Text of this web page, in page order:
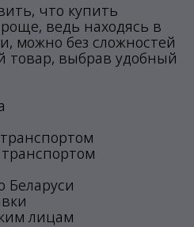
что купить
ведь находясь в
можно без сложностей
товар, выбрав удобный
Беларуси
лицам